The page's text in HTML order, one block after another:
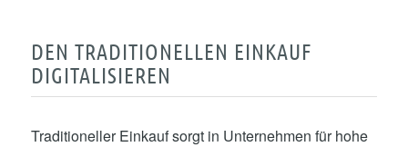
DEN TRADITIONELLEN EINKAUF
DIGITALISIEREN
Traditioneller Einkauf sorgt in Unternehmen für hohe